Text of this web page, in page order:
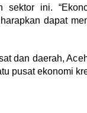
sektor ini.
dapat
dan daerah,
pusat ekonomi